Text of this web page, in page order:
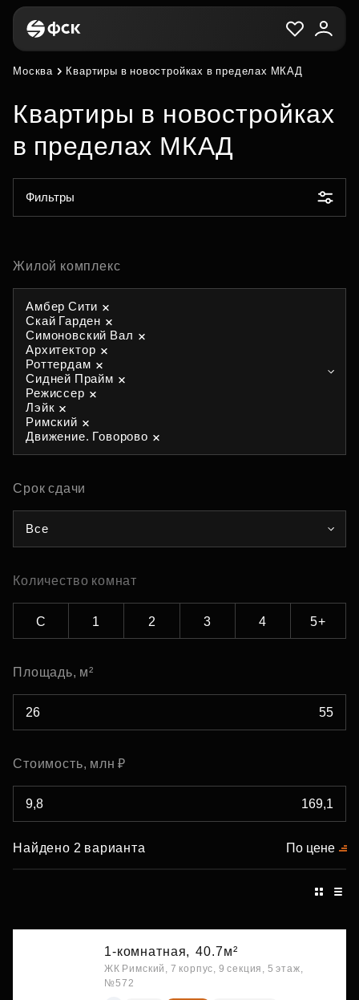
Москва Квартиры в новостройках в пределах МКАД
Квартиры в новостройках
в пределах МКАД
Фильтры
Жилой комплекс
Амбер Сити
Скай Гарден
Симоновский Вал
Архитектор
Роттердам
Сидней Прайм
Режиссер
Лэйк
Римский
Движение. Говорово
Срок сдачи
Все
Количество комнат
С 1 2 3 4 5+
Площадь, м²
Стоимость, млн ₽
Найдено 2 варианта По цене
1-комнатная, 40.7м²
ЖК Римский, 7 корпус, 9 секция, 5 этаж,
№572